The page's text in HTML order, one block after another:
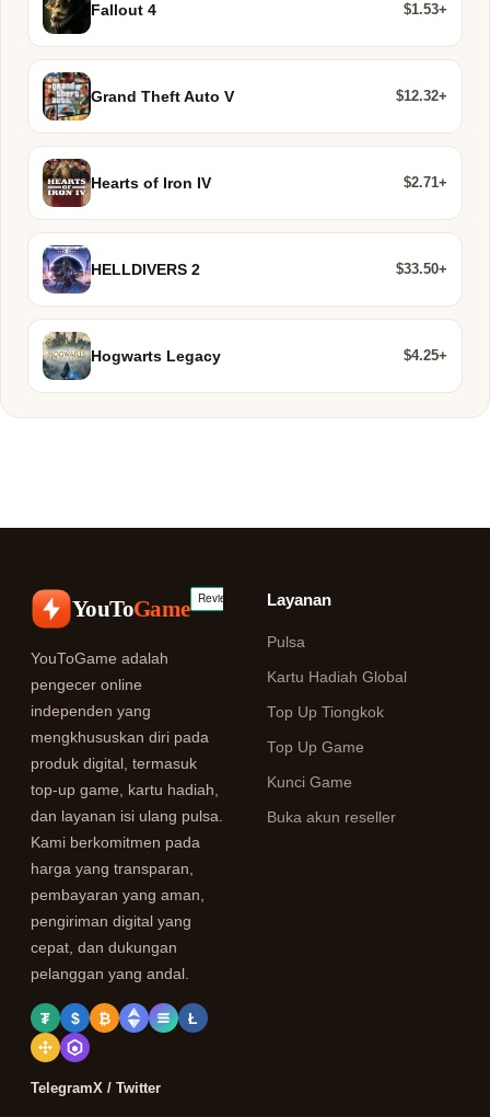
Fallout 4 $1.53+
Grand Theft Auto V $12.32+
Hearts of Iron IV $2.71+
HELLDIVERS 2 $33.50+
Hogwarts Legacy $4.25+
YouToGame
YouToGame adalah
pengecer online
independen yang
mengkhususkan diri pada
produk digital, termasuk
top-up game, kartu hadiah,
dan layanan isi ulang pulsa.
Kami berkomitmen pada
harga yang transparan,
pembayaran yang aman,
pengiriman digital yang
cepat, dan dukungan
pelanggan yang andal.
₮ $ ₿ Ł
TelegramX / Twitter
Layanan
Pulsa
Kartu Hadiah Global
Top Up Tiongkok
Top Up Game
Kunci Game
Buka akun reseller